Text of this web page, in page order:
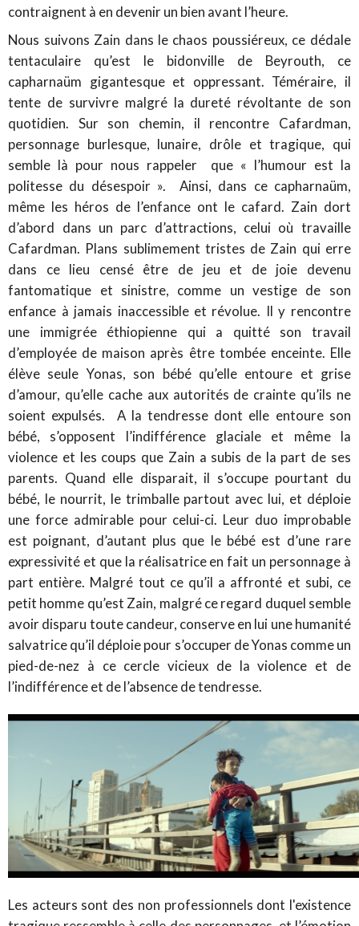
contraignent à en devenir un bien avant l’heure.
Nous suivons Zain dans le chaos poussiéreux, ce dédale
tentaculaire qu’est le bidonville de Beyrouth, ce
capharnaüm gigantesque et oppressant. Téméraire, il
tente de survivre malgré la dureté révoltante de son
quotidien. Sur son chemin, il rencontre Cafardman,
personnage burlesque, lunaire, drôle et tragique, qui
semble là pour nous rappeler que « l’humour est la
politesse du désespoir ». Ainsi, dans ce capharnaüm,
même les héros de l’enfance ont le cafard. Zain dort
d’abord dans un parc d’attractions, celui où travaille
Cafardman. Plans sublimement tristes de Zain qui erre
dans ce lieu censé être de jeu et de joie devenu
fantomatique et sinistre, comme un vestige de son
enfance à jamais inaccessible et révolue. Il y rencontre
une immigrée éthiopienne qui a quitté son travail
d’employée de maison après être tombée enceinte. Elle
élève seule Yonas, son bébé qu’elle entoure et grise
d’amour, qu’elle cache aux autorités de crainte qu’ils ne
soient expulsés. A la tendresse dont elle entoure son
bébé, s’opposent l’indifférence glaciale et même la
violence et les coups que Zain a subis de la part de ses
parents. Quand elle disparait, il s’occupe pourtant du
bébé, le nourrit, le trimballe partout avec lui, et déploie
une force admirable pour celui-ci. Leur duo improbable
est poignant, d’autant plus que le bébé est d’une rare
expressivité et que la réalisatrice en fait un personnage à
part entière. Malgré tout ce qu’il a affronté et subi, ce
petit homme qu’est Zain, malgré ce regard duquel semble
avoir disparu toute candeur, conserve en lui une humanité
salvatrice qu’il déploie pour s’occuper de Yonas comme un
pied-de-nez à ce cercle vicieux de la violence et de
l’indifférence et de l’absence de tendresse.
Les acteurs sont des non professionnels dont l'existence